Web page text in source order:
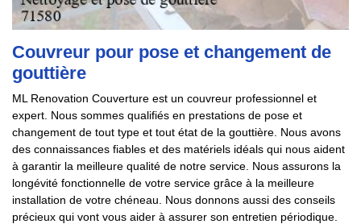
Couvreur pour pose et changement de
gouttière
ML Renovation Couverture est un couvreur professionnel et
expert. Nous sommes qualifiés en prestations de pose et
changement de tout type et tout état de la gouttière. Nous avons
des connaissances fiables et des matériels idéals qui nous aident
à garantir la meilleure qualité de notre service. Nous assurons la
longévité fonctionnelle de votre service grâce à la meilleure
installation de votre chéneau. Nous donnons aussi des conseils
précieux qui vont vous aider à assurer son entretien périodique.